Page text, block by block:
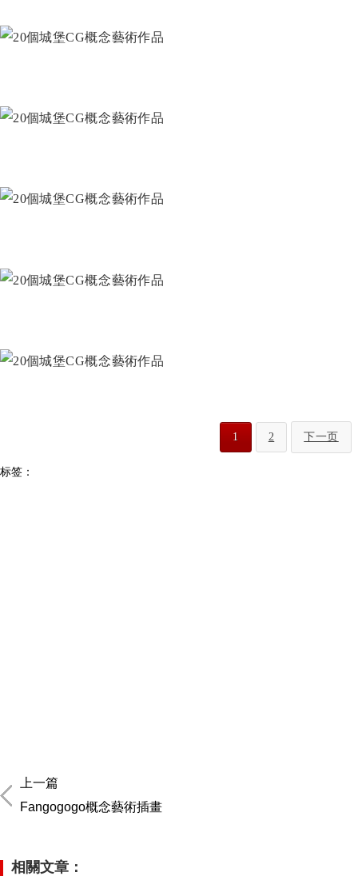
1 2 下一页
标签：
上一篇
Fangogogo概念藝術插畫
相關文章：